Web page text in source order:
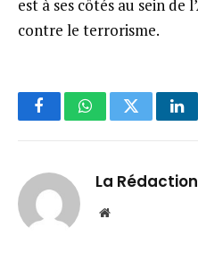
est à ses côtés au sein de
contre le terrorisme.
FacebookWhatsAppTwitter
La Rédaction
Website